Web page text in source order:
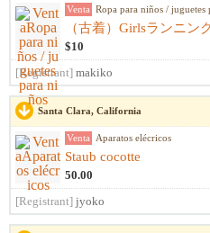
Venta Ropa para niños / juguetes
（古着）Girlsランニン
$10
[Registrant] makiko
Santa Clara, California
Venta Aparatos elécricos
Staub cocotte
50.00
[Registrant] jyoko